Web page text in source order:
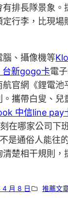
排長隊景象。
行李，比現場
腦、攝像機等
台新gogo卡電
官網《鋰電池
攜帶白叟、兒
中信line pay
在哪家公司下
是通俗人能往
清楚相干規則
4 月 8 日 推薦文